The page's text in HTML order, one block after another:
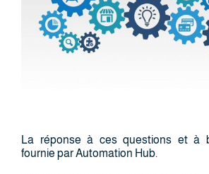
La réponse à ces questions et à
fournie par Automation Hub.